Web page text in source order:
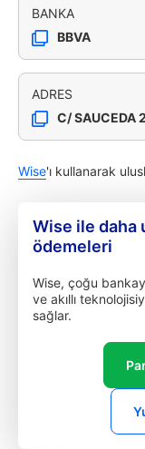
BANKA
BBVA
ADRES
C/ SAUCEDA
Wise'ı kullanarak
Wise ile daha
ödemeleri
Wise, çoğu
ve akıllı
sağlar.